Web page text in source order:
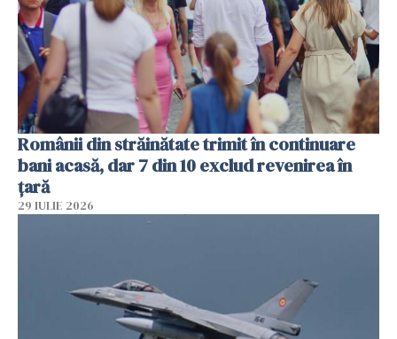
Românii din străinătate trimit în continuare
bani acasă, dar 7 din 10 exclud revenirea în
țară
29 IULIE 2026